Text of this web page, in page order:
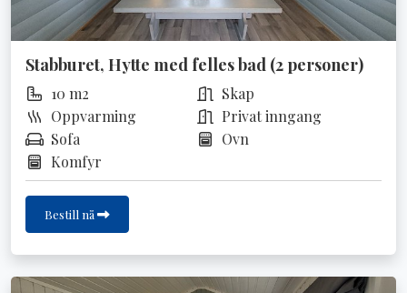
Stabburet, Hytte med felles bad (2 personer)
10 m2
Skap
Oppvarming
Privat inngang
Sofa
Ovn
Komfyr
Bestill nå